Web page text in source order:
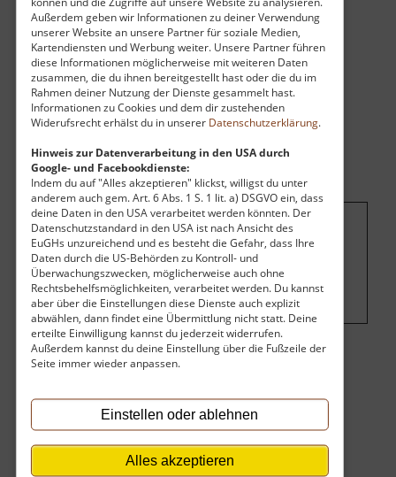
Außerdem geben wir Informationen zu deiner Verwendung
unserer Website an unsere Partner für soziale Medien,
Kartendiensten und Werbung weiter. Unsere Partner führen
diese Informationen möglicherweise mit weiteren Daten
zusammen, die du ihnen bereitgestellt hast oder die du im
Rahmen deiner Nutzung der Dienste gesammelt hast.
Informationen zu Cookies und dem dir zustehenden
Widerufsrecht erhälst du in unserer Datenschutzerklärung.
Hinweis zur Datenverarbeitung in den USA durch
Google- und Facebookdienste:
Indem du auf "Alles akzeptieren" klickst, willigst du unter
anderem auch gem. Art. 6 Abs. 1 S. 1 lit. a) DSGVO ein, dass
deine Daten in den USA verarbeitet werden könnten. Der
Datenschutzstandard in den USA ist nach Ansicht des
EuGHs unzureichend und es besteht die Gefahr, dass Ihre
Daten durch die US-Behörden zu Kontroll- und
Überwachungszwecken, möglicherweise auch ohne
Rechtsbehelfsmöglichkeiten, verarbeitet werden. Du kannst
aber über die Einstellungen diese Dienste auch explizit
abwählen, dann findet eine Übermittlung nicht statt. Deine
erteilte Einwilligung kannst du jederzeit widerrufen.
Außerdem kannst du deine Einstellung über die Fußzeile der
Seite immer wieder anpassen.
Einstellen oder ablehnen
Alles akzeptieren
Um dieses Projekt zu finanzieren, wird
hier Werbung eingeblendet.
Einstellungen ändern.
Eintritt
Privatbesitz, kein Zutritt möglich oder eingeschränkt.
Öffnungszeiten
Nur nach Voranmeldung / Führung